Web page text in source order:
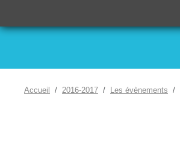
Accueil 2016-2017 Les évènements